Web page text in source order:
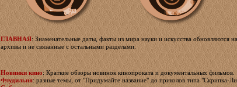
ГЛАВНАЯ: Знаменательные даты, факты из мира науки и искусства обновляются
архивы и не связанные с остальными разделами.
Новинки кино: Краткие обзоры новинок кинопроката и документальных фильмов.
Флудильня: разные темы, от "Придумайте название" до приколов типа "Скрипка-